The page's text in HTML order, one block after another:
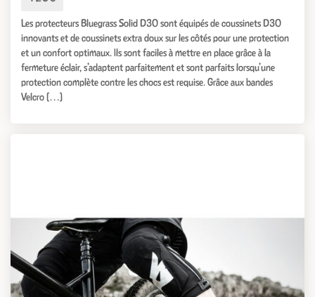
Les protecteurs Bluegrass Solid D3O sont équipés de coussinets D3O
innovants et de coussinets extra doux sur les côtés pour une protection
et un confort optimaux. Ils sont faciles à mettre en place grâce à la
fermeture éclair, s’adaptent parfaitement et sont parfaits lorsqu’une
protection complète contre les chocs est requise. Grâce aux bandes
Velcro […]